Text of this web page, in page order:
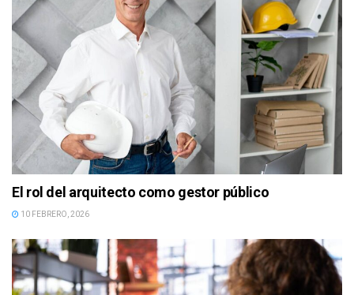
El rol del arquitecto como gestor público
10 FEBRERO, 2026